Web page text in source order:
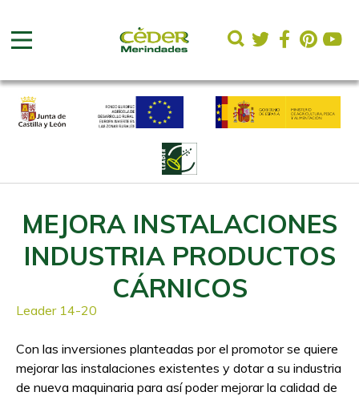
MEJORA INSTALACIONES
INDUSTRIA PRODUCTOS
CÁRNICOS
Leader 14-20
Con las inversiones planteadas por el promotor se quiere
mejorar las instalaciones existentes y dotar a su industria
de nueva maquinaria para así poder mejorar la calidad de